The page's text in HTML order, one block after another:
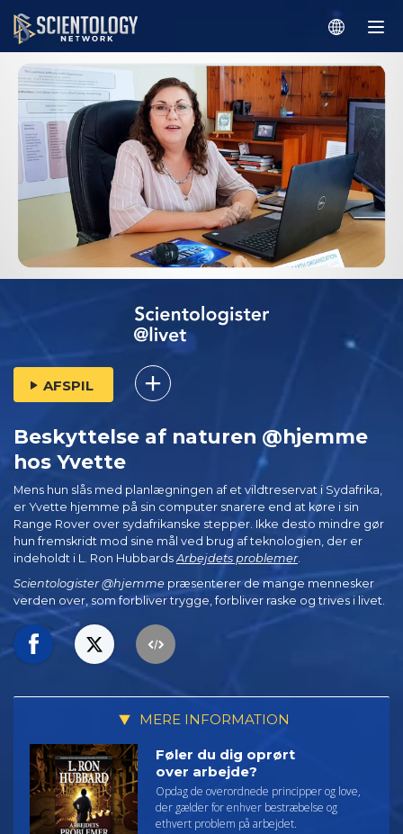
AFSPIL
Beskyttelse af naturen @hjemme
hos Yvette
Mens hun slås med planlægningen af et vildtreservat i Sydafrika,
er Yvette hjemme på sin computer snarere end at køre i sin
Range Rover over sydafrikanske stepper. Ikke desto mindre gør
hun fremskridt mod sine mål ved brug af teknologien, der er
indeholdt i L. Ron Hubbards Arbejdets problemer.
Scientologister @hjemme præsenterer de mange mennesker
verden over, som forbliver trygge, forbliver raske og trives i livet.
MERE INFORMATION
Føler du dig oprørt
over arbejde?
Opdag de overordnede principper og love,
der gælder for enhver bestræbelse og
ethvert problem på arbejdet.